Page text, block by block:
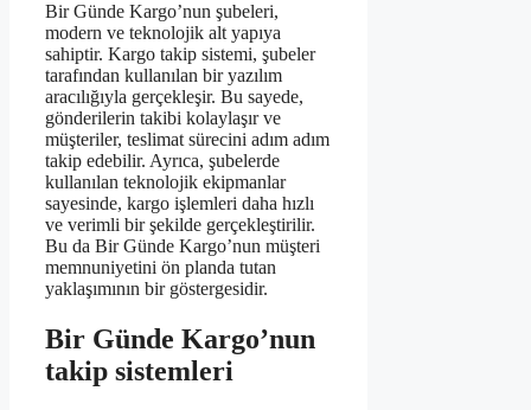
Bir Günde Kargo’nun şubeleri,
modern ve teknolojik alt yapıya
sahiptir. Kargo takip sistemi, şubeler
tarafından kullanılan bir yazılım
aracılığıyla gerçekleşir. Bu sayede,
gönderilerin takibi kolaylaşır ve
müşteriler, teslimat sürecini adım adım
takip edebilir. Ayrıca, şubelerde
kullanılan teknolojik ekipmanlar
sayesinde, kargo işlemleri daha hızlı
ve verimli bir şekilde gerçekleştirilir.
Bu da Bir Günde Kargo’nun müşteri
memnuniyetini ön planda tutan
yaklaşımının bir göstergesidir.
Bir Günde Kargo’nun
takip sistemleri